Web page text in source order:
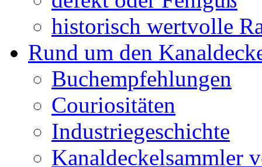
historisch wertvolle
Rund um den
Buchempfehlungen
Couriositäten
Industriegeschichte
Kanaldeckelsammler